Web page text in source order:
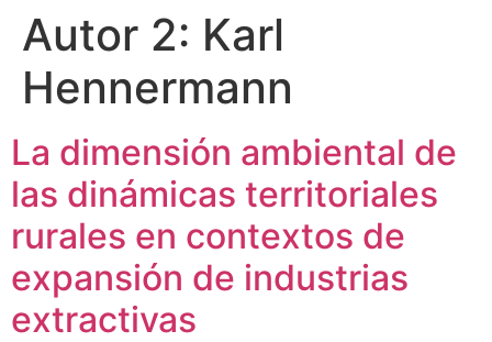
Autor 2: Karl
Hennermann
La dimensión ambiental de
las dinámicas territoriales
rurales en contextos de
expansión de industrias
extractivas